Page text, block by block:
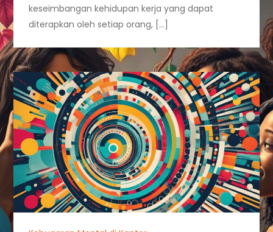
keseimbangan kehidupan kerja yang dapat
diterapkan oleh setiap orang, […]